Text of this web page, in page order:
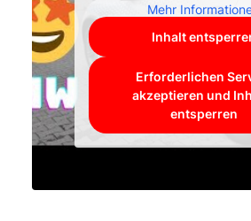
Mehr
Inhalt
Erforderlichen
akzeptieren und
entsperren